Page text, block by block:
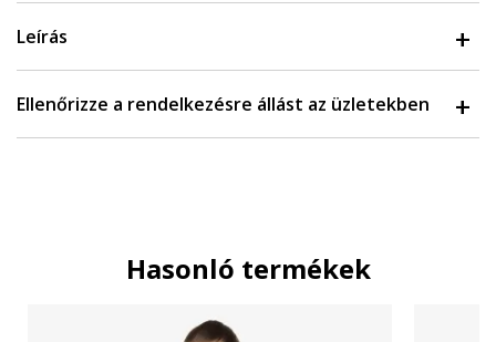
Leírás
Ellenőrizze a rendelkezésre állást az üzletekben
Hasonló termékek